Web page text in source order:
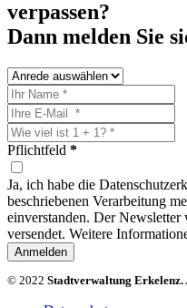
verpassen?
Dann melden Sie
Pflichtfeld *
Ja, ich habe die
beschriebenen Verarbeitung
einverstanden. Der
versendet. Weitere
Anmelden
© 2022 Stadtverwaltung Erkelenz.